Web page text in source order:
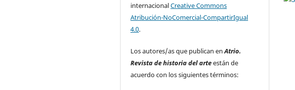
internacionalCreative Commons
Atribución-NoComercial-CompartirIgual
4.0.
Los autores/as que publican enAtrio.
Revista de historia del arteestán de
acuerdo con los siguientes términos: